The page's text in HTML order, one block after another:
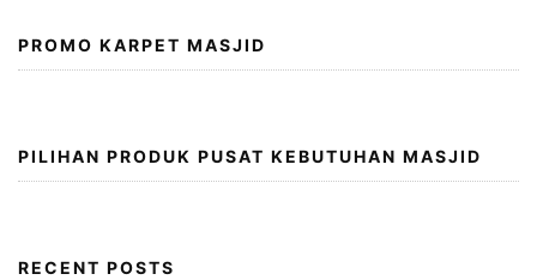
PROMO KARPET MASJID
PILIHAN PRODUK PUSAT KEBUTUHAN MASJID
RECENT POSTS